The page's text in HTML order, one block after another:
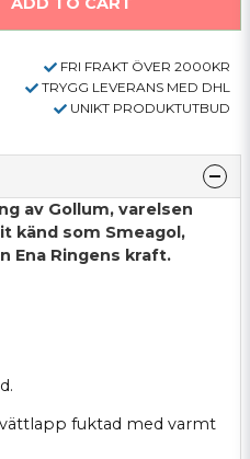
FRI FRAKT ÖVER 2000KR
TRYGG LEVERANS MED DHL
UNIKT PRODUKTUTBUD
av Gollum, varelsen
känd som Smeagol,
Ena Ringens kraft.
fuktad med varmt